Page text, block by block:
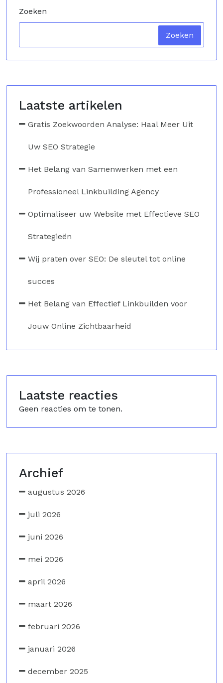
Zoeken
Zoeken
Laatste artikelen
Gratis Zoekwoorden Analyse: Haal Meer Uit
Uw SEO Strategie
Het Belang van Samenwerken met een
Professioneel Linkbuilding Agency
Optimaliseer uw Website met Effectieve SEO
Strategieën
Wij praten over SEO: De sleutel tot online
succes
Het Belang van Effectief Linkbuilden voor
Jouw Online Zichtbaarheid
Laatste reacties
Geen reacties om te tonen.
Archief
augustus 2026
juli 2026
juni 2026
mei 2026
april 2026
maart 2026
februari 2026
januari 2026
december 2025